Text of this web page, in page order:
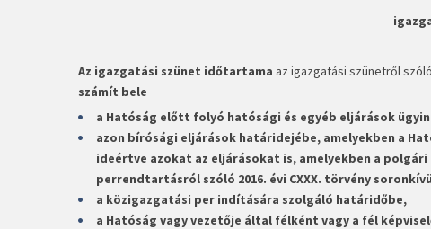
Az igazgatási szünet időtartama az igazgatási szünetről
számít bele
a Hatóság előtt folyó hatósági és egyéb eljárások
azon bírósági eljárások határidejébe, amelyekben a
ideértve azokat az eljárásokat is, amelyekben a
perrendtartásról szóló 2016. évi CXXX. törvény
a közigazgatási per indítására szolgáló határidőbe,
a Hatóság vagy vezetője által félként vagy a fél